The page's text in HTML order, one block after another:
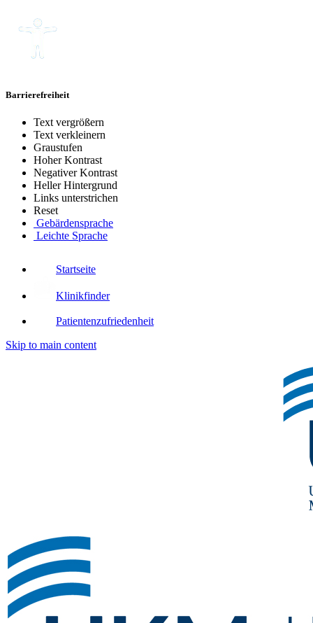
Barrierefreiheit
Text vergrößern
Text verkleinern
Graustufen
Hoher Kontrast
Negativer Kontrast
Heller Hintergrund
Links unterstrichen
Reset
Gebärdensprache
Leichte Sprache
Startseite
Klinikfinder
Patientenzufriedenheit
Skip to main content